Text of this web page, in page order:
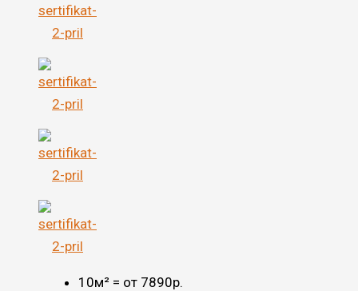
10м² = от 7890р.